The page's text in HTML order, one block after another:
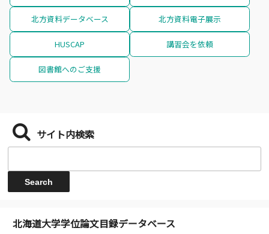
北方資料データベース 北方資料電子展示
HUSCAP 講習会を依頼
図書館へのご支援
サイト内検索
北海道大学学位論文目録データベース